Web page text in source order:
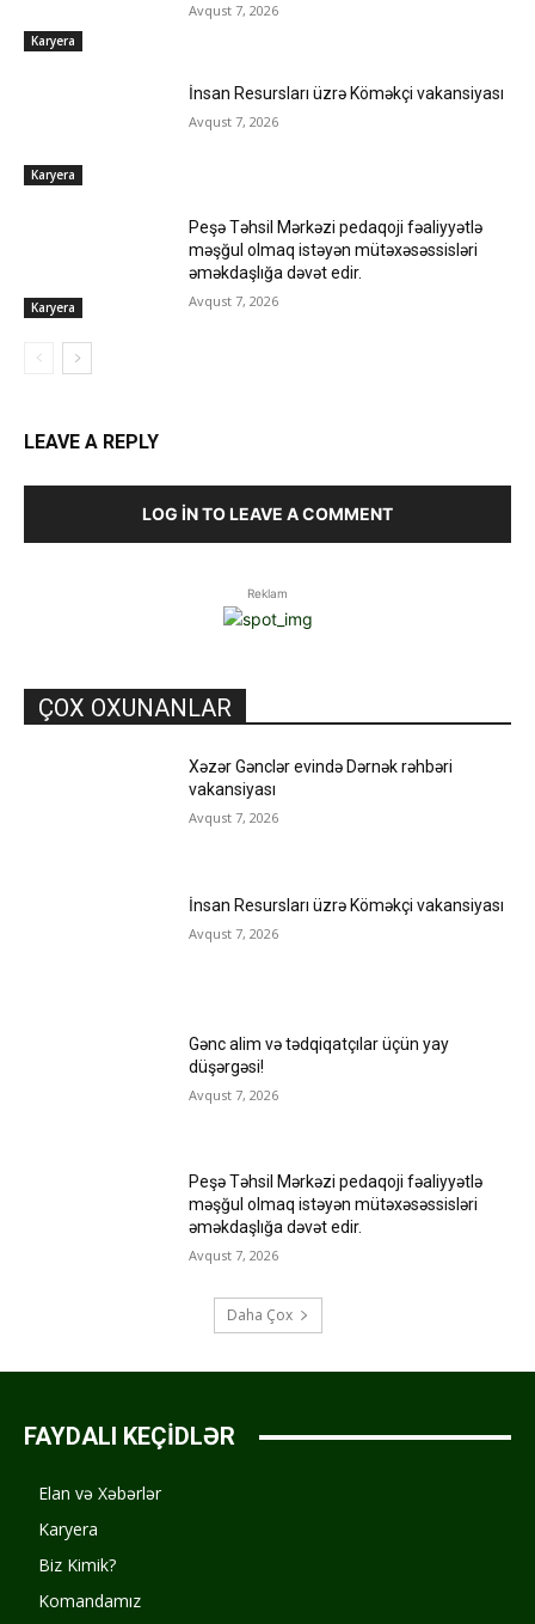
Karyera
Avqust 7, 2026
Karyera
İnsan Resursları üzrə Köməkçi vakansiyası
Avqust 7, 2026
Karyera
Peşə Təhsil Mərkəzi pedaqoji fəaliyyətlə
məşğul olmaq istəyən mütəxəsəssisləri
əməkdaşlığa dəvət edir.
Avqust 7, 2026
LEAVE A REPLY
LOG IN TO LEAVE A COMMENT
Reklam
ÇOX OXUNANLAR
Xəzər Gənclər evində Dərnək rəhbəri
vakansiyası
Avqust 7, 2026
İnsan Resursları üzrə Köməkçi vakansiyası
Avqust 7, 2026
Gənc alim və tədqiqatçılar üçün yay
düşərgəsi!
Avqust 7, 2026
Peşə Təhsil Mərkəzi pedaqoji fəaliyyətlə
məşğul olmaq istəyən mütəxəsəssisləri
əməkdaşlığa dəvət edir.
Avqust 7, 2026
Daha Çox
FAYDALI KEÇİDLƏR
Elan və Xəbərlər
Karyera
Biz Kimik?
Komandamız